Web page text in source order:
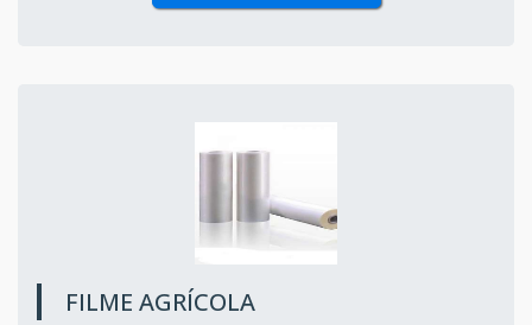
FILME AGRÍCOLA